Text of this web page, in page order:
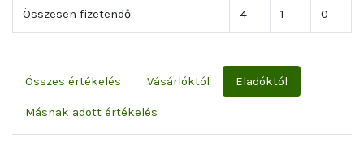
Összesen fizetendő: 4 1 0
Összes értékelés Vásárlóktól Eladóktól
Másnak adott értékelés